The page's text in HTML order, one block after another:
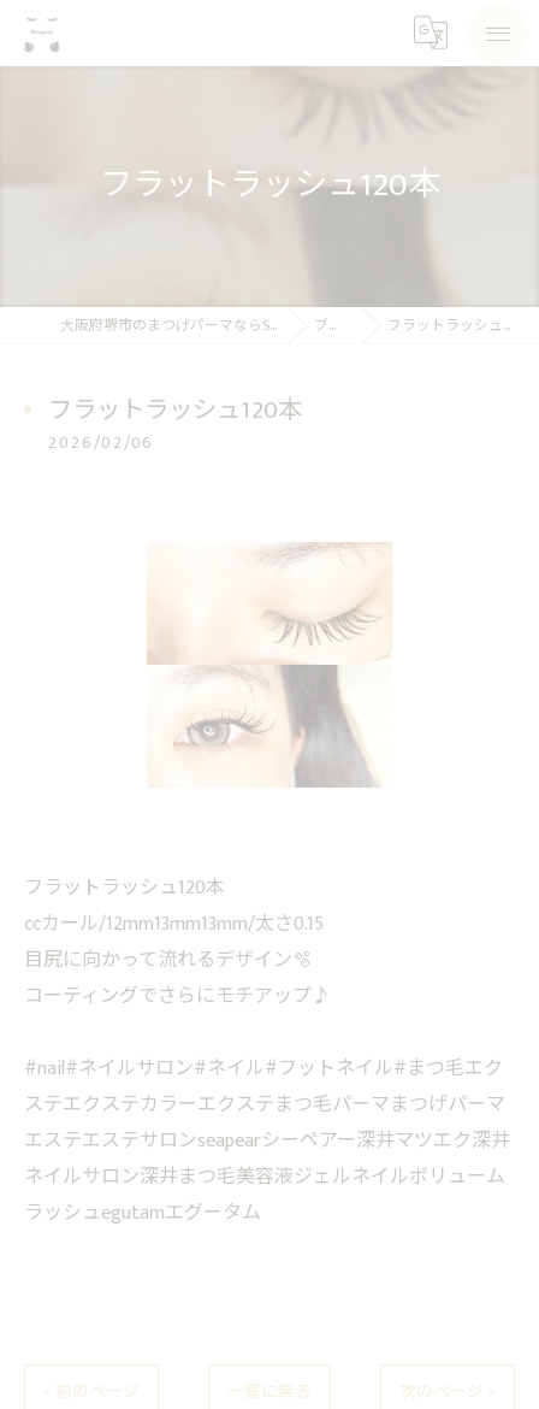
フラットラッシュ120本
大阪府堺市のまつげパーマならSea pear ブログ フラットラッシュ120本
フラットラッシュ120本
2026/02/06
フラットラッシュ120本
ccカール/12mm13mm13mm/太さ0.15
目尻に向かって流れるデザイン🫧
コーティングでさらにモチアップ♪
#nail#ネイルサロン#ネイル#フットネイル#まつ毛エク
ステエクステカラーエクステまつ毛パーマまつげパーマ
エステエステサロンseapearシーペアー深井マツエク深井
ネイルサロン深井まつ毛美容液ジェルネイルボリューム
ラッシュegutamエグータム
< 前のページ 一覧に戻る 次のページ >